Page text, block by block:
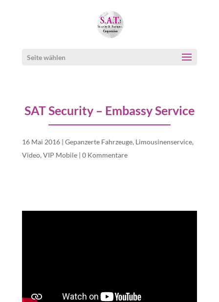
Seite wählen
SAT Security – Embassy Service
16 Mai 2016| Gepanzerte Fahrzeuge, Limousinenservice,
Video, VIP Mobile| 0 Kommentare